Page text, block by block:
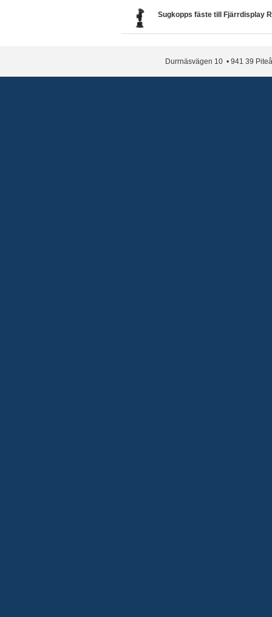
Sugkopps fäste till Fjärrdisplay
Durrnäsvägen 10 • 941 39